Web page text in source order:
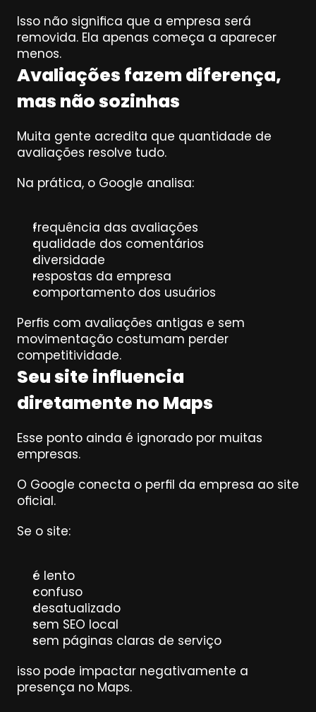
Isso não significa que a empresa será
removida. Ela apenas começa a aparecer
menos.
Avaliações fazem diferença,
mas não sozinhas
Muita gente acredita que quantidade de
avaliações resolve tudo.
Na prática, o Google analisa:
frequência das avaliações
qualidade dos comentários
diversidade
respostas da empresa
comportamento dos usuários
Perfis com avaliações antigas e sem
movimentação costumam perder
competitividade.
Seu site influencia
diretamente no Maps
Esse ponto ainda é ignorado por muitas
empresas.
O Google conecta o perfil da empresa ao site
oficial.
Se o site:
é lento
confuso
desatualizado
sem SEO local
sem páginas claras de serviço
isso pode impactar negativamente a
presença no Maps.